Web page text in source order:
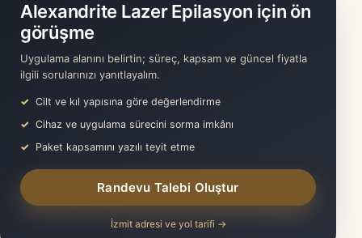
Alexandrite Lazer Epilasyon için ön
görüşme
Uygulama alanını belirtin; süreç, kapsam ve güncel fiyatla
ilgili sorularınızı yanıtlayalım.
Cilt ve kıl yapısına göre değerlendirme
Cihaz ve uygulama sürecini sorma imkânı
Paket kapsamını yazılı teyit etme
Randevu Talebi Oluştur
İzmit adresi ve yol tarifi →